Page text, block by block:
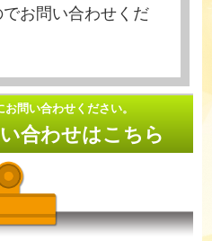
お問い合わせくだ
問い合わせください。
合わせはこちら